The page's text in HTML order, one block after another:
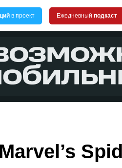
в проект Ежедневный подкаст